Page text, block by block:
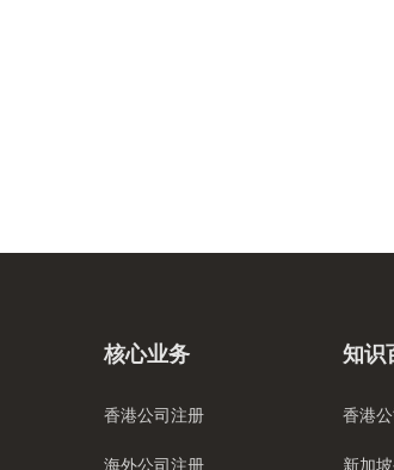
核心业务
香港公司注册
海外公司注册
知识
香港
新加